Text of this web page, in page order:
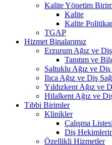
Kalite Yönetim
Kalite
Kalite
TGAP
Hizmet Binalarımız
Erzurum Ağız ve
Tanıtım ve
Saltuklu Ağız ve
Ilıca Ağız ve Diş
Yıldızkent Ağız ve
Hilalkent Ağız ve
Tıbbi Birimler
Klinikler
Çalışma Listesi
Diş
Özellikli Hizmetler